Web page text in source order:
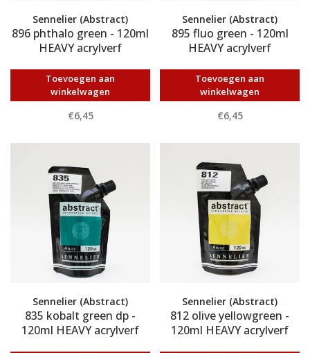
Sennelier (Abstract)
896 phthalo green - 120ml
HEAVY acrylverf
Toevoegen aan
winkelwagen
€6,45
Sennelier (Abstract)
895 fluo green - 120ml
HEAVY acrylverf
Toevoegen aan
winkelwagen
€6,45
Sennelier (Abstract)
835 kobalt green dp -
120ml HEAVY acrylverf
Sennelier (Abstract)
812 olive yellowgreen -
120ml HEAVY acrylverf